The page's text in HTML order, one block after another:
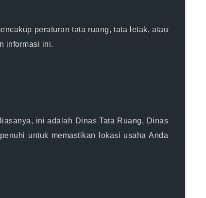
peraturan tata ruang, tata letak, atau
informasi ini.
ini adalah Dinas Tata Ruang, Dinas
untuk memastikan lokasi usaha Anda